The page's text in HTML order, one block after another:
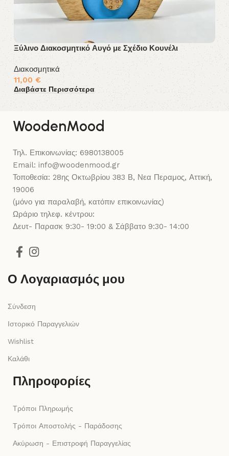
Ξύλινο Διακοσμητικό Αυγό με Σχέδιο Κουνέλι
Διακοσμητικά
11,00€
Διαβάστε Περισσότερα
WoodenMood
Τηλ. Επικοινωνίας: 6980138005
Email: info@woodenmood.gr
Τοποθεσία: 28ης Οκτωβρίου 383 Β, Νεα Περαμος, Αττική,
19006
(μόνο για παραλαβή, κατόπιν επικοινωνίας)
Ωράριο τηλεφ. κέντρου:
Δευτ- Παρασκ 9:30- 19:00 & Σάββατο 9:30- 14:00
Ο Λογαριασμός μου
Σύνδεση
Ιστορικό Παραγγελιών
Wishlist
Καλάθι
Πληροφορίες
Τρόποι Πληρωμής
Τρόποι Αποστολής - Παράδοσης
Ακύρωση - Επιστροφή Παραγγελίας